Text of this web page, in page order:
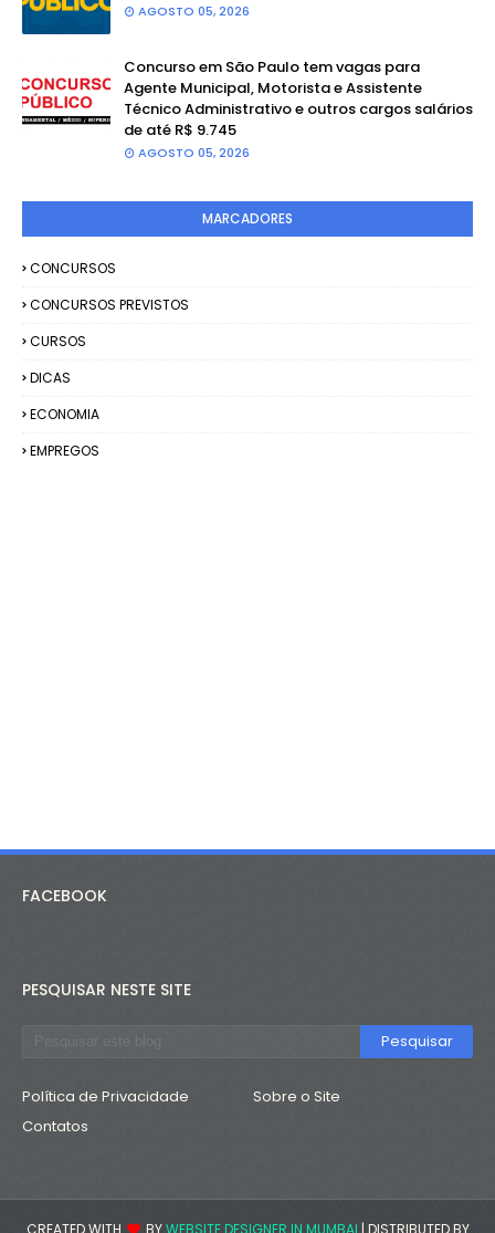
AGOSTO 05, 2026
Concurso em São Paulo tem vagas para
Agente Municipal, Motorista e Assistente
Técnico Administrativo e outros cargos salários
de até R$ 9.745
AGOSTO 05, 2026
MARCADORES
CONCURSOS
CONCURSOS PREVISTOS
CURSOS
DICAS
ECONOMIA
EMPREGOS
FACEBOOK
PESQUISAR NESTE SITE
Política de Privacidade
Sobre o Site
Contatos
CREATED WITH BYWEBSITE DESIGNER IN MUMBAI | DISTRIBUTED BY